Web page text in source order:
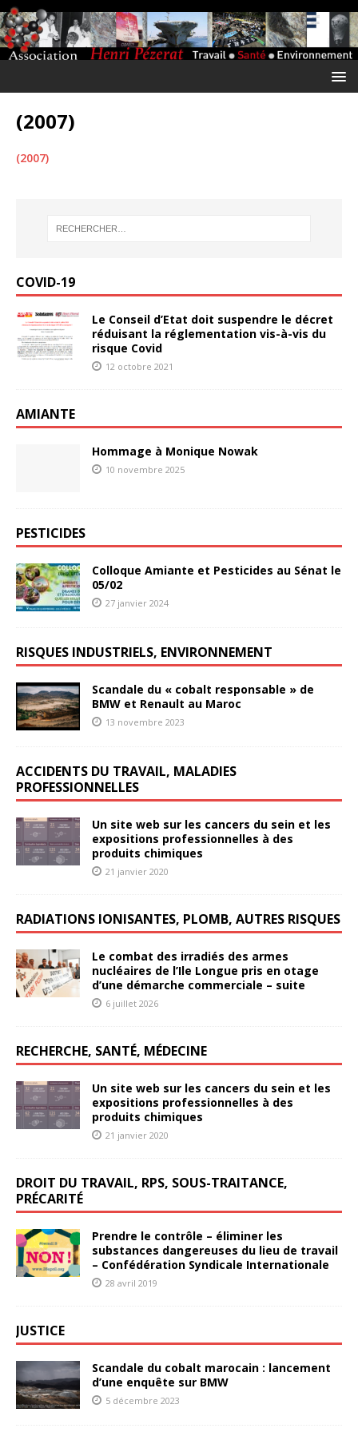
(2007)
(2007)
COVID-19
Le Conseil d’Etat doit suspendre le décret
réduisant la réglementation vis-à-vis du
risque Covid
12 octobre 2021
AMIANTE
Hommage à Monique Nowak
10 novembre 2025
PESTICIDES
Colloque Amiante et Pesticides au Sénat le
05/02
27 janvier 2024
RISQUES INDUSTRIELS, ENVIRONNEMENT
Scandale du « cobalt responsable » de
BMW et Renault au Maroc
13 novembre 2023
ACCIDENTS DU TRAVAIL, MALADIES
PROFESSIONNELLES
Un site web sur les cancers du sein et les
expositions professionnelles à des
produits chimiques
21 janvier 2020
RADIATIONS IONISANTES, PLOMB, AUTRES RISQUES
Le combat des irradiés des armes
nucléaires de l’Ile Longue pris en otage
d’une démarche commerciale – suite
6 juillet 2026
RECHERCHE, SANTÉ, MÉDECINE
Un site web sur les cancers du sein et les
expositions professionnelles à des
produits chimiques
21 janvier 2020
DROIT DU TRAVAIL, RPS, SOUS-TRAITANCE,
PRÉCARITÉ
Prendre le contrôle – éliminer les
substances dangereuses du lieu de travail
– Confédération Syndicale Internationale
28 avril 2019
JUSTICE
Scandale du cobalt marocain : lancement
d’une enquête sur BMW
5 décembre 2023